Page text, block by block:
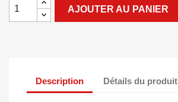
AJOUTER AU PANIER
Description Détails du produit